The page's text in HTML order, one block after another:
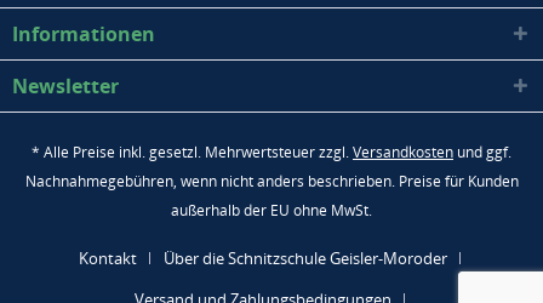
Informationen
Newsletter
* Alle Preise inkl. gesetzl. Mehrwertsteuer zzgl.Versandkosten und ggf.
Nachnahmegebühren, wenn nicht anders beschrieben. Preise für Kunden
außerhalb der EU ohne MwSt.
Kontakt
Über die Schnitzschule Geisler-Moroder